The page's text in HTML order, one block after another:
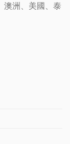
澳洲、美國、泰